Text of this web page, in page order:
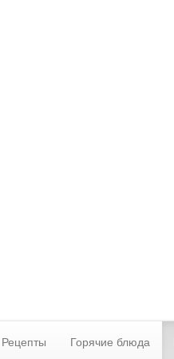
Рецепты Горячие блюда